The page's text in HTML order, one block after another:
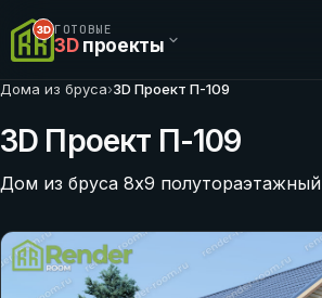
ГОТОВЫЕ
3Dпроекты
Дома из бруса›3D Проект П-109
3D Проект П-109
Дом из бруса 8х9 полутораэтажный